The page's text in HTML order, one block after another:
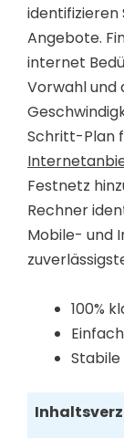
identifizieren
Angebote.
internet
Vorwahl und
Schritt-Plan
Festnetz
Rechner
Mobile- und
100%